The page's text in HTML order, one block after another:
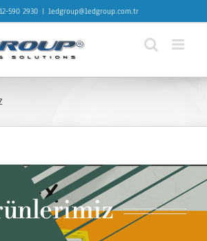
590 2930 | ledgroup@ledgroup.com.tr